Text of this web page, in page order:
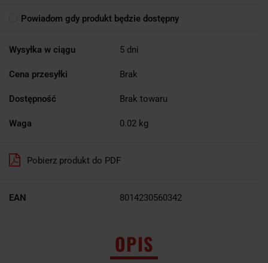
Powiadom gdy produkt będzie dostępny
Wysyłka w ciągu 5 dni
Cena przesyłki Brak
Dostępność Brak towaru
Waga 0.02 kg
Pobierz produkt do PDF
EAN 8014230560342
OPIS